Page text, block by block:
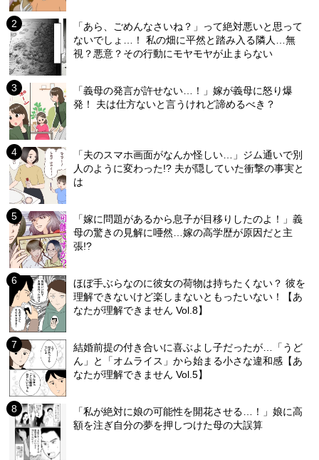
「あら、ごめんなさいね？」って絶対悪いと思って
ないでしょ…！ 私の畑に平然と踏み入る隣人…無
視？悪意？その行動にモヤモヤが止まらない
「義母の発言が許せない…！」嫁が義母に怒り爆
発！ 夫は仕方ないと言うけれど諦めるべき？
「夫のスマホ画面がなんか怪しい…」ジム通いで別
人のように変わった!? 夫が隠していた衝撃の事実と
は
「嫁に問題があるから息子が目移りしたのよ！」義
母の驚きの見解に唖然…嫁の高学歴が原因だと主
張!?
ほぼ手ぶらなのに彼女の荷物は持ちたくない？ 彼を
理解できないけど楽しまないともったいない！【あ
なたが理解できません Vol.8】
結婚前提の付き合いに喜ぶよし子だったが…「うど
ん」と「オムライス」から始まる小さな違和感【あ
なたが理解できません Vol.5】
「私が絶対に娘の可能性を開花させる…！」娘に高
額を注ぎ自分の夢を押しつけた母の大誤算